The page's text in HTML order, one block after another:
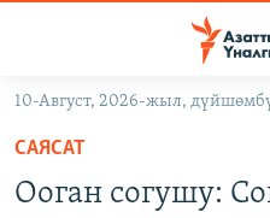
Навигацияга
өтүңүз
Издөөгө
салыңыз
10-Август, 2026-жыл,
САЯСАТ
Ооган согушу: